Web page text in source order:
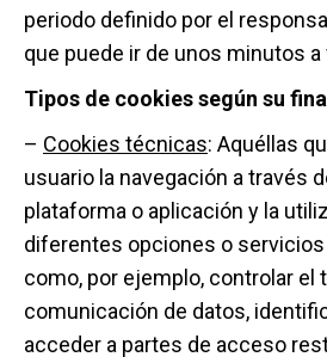
periodo definido por el
que puede ir de unos minutos a
Tipos de cookies según su
– Cookies técnicas: Aquéllas
usuario la navegación a través
plataforma o aplicación y la
diferentes opciones o
como, por ejemplo, controlar el
comunicación de datos,
acceder a partes de acceso